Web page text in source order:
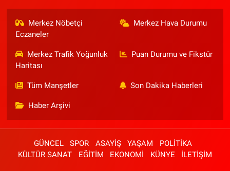
Merkez Nöbetçi
Eczaneler
Merkez Hava Durumu
Merkez Trafik Yoğunluk
Haritası
Puan Durumu ve Fikstür
Tüm Manşetler Son Dakika Haberleri
Haber Arşivi
GÜNCEL SPOR ASAYİŞ YAŞAM
POLİTİKA
KÜLTÜR SANAT
EĞİTİM EKONOMİ KÜNYE İLETİŞİM